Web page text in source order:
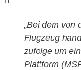
„Bei dem von
Flugzeug
zufolge um
Plattform